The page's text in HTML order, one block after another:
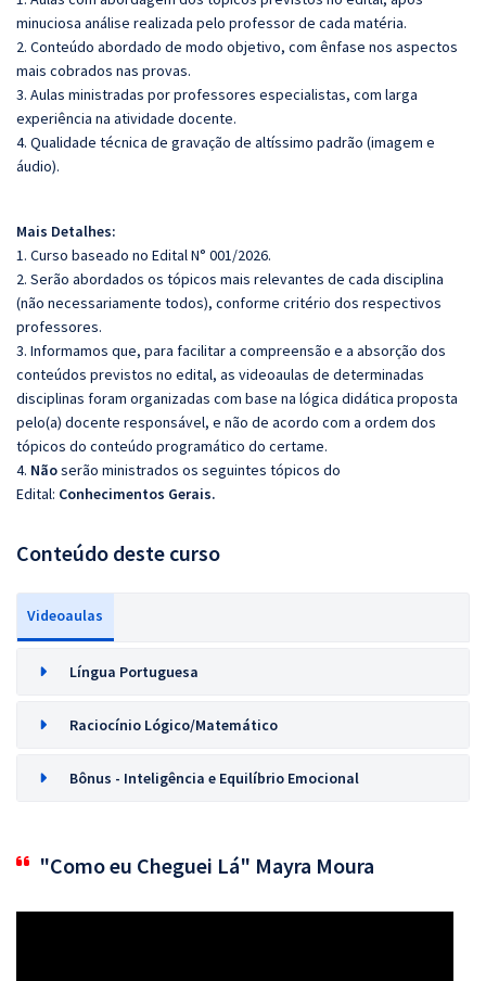
minuciosa análise realizada pelo professor de cada matéria.
2. Conteúdo abordado de modo objetivo, com ênfase nos aspectos
mais cobrados nas provas.
3. Aulas ministradas por professores especialistas, com larga
experiência na atividade docente.
4. Qualidade técnica de gravação de altíssimo padrão (imagem e
áudio).
Mais Detalhes:
1. Curso baseado no Edital N° 001/2026.
2. Serão abordados os tópicos mais relevantes de cada disciplina
(não necessariamente todos), conforme critério dos respectivos
professores.
3. Informamos que, para facilitar a compreensão e a absorção dos
conteúdos previstos no edital, as videoaulas de determinadas
disciplinas foram organizadas com base na lógica didática proposta
pelo(a) docente responsável, e não de acordo com a ordem dos
tópicos do conteúdo programático do certame.
4. Nãoserão ministrados os seguintes tópicos do
Edital: Conhecimentos Gerais.
Conteúdo deste curso
Videoaulas
Língua Portuguesa
Raciocínio Lógico/Matemático
Bônus - Inteligência e Equilíbrio Emocional
"Como eu Cheguei Lá" Mayra Moura